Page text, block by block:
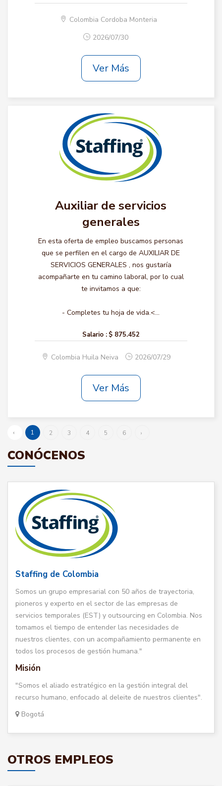
Colombia Cordoba Monteria
2026/07/30
Ver Más
Auxiliar de servicios
generales
En esta oferta de empleo buscamos personas
que se perfilen en el cargo de AUXILIAR DE
SERVICIOS GENERALES , nos gustaría
acompañarte en tu camino laboral, por lo cual
te invitamos a que:
- Completes tu hoja de vida.<...
Salario : $ 875.452
Colombia Huila Neiva 2026/07/29
Ver Más
‹ 1 2 3 4 5 6 ›
CONÓCENOS
Staffing de Colombia
Somos un grupo empresarial con 50 años de trayectoria,
pioneros y experto en el sector de las empresas de
servicios temporales (EST) y outsourcing en Colombia. Nos
tomamos el tiempo de entender las necesidades de
nuestros clientes, con un acompañamiento permanente en
todos los procesos de gestión humana."
Misión
"Somos el aliado estratégico en la gestión integral del
recurso humano, enfocado al deleite de nuestros clientes".
Bogotá
OTROS EMPLEOS